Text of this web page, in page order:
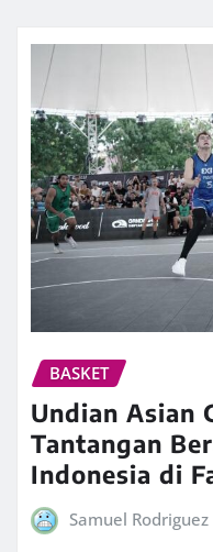
BASKET
Undian Asian
Tantangan
Indonesia di
Samuel Rodriguez